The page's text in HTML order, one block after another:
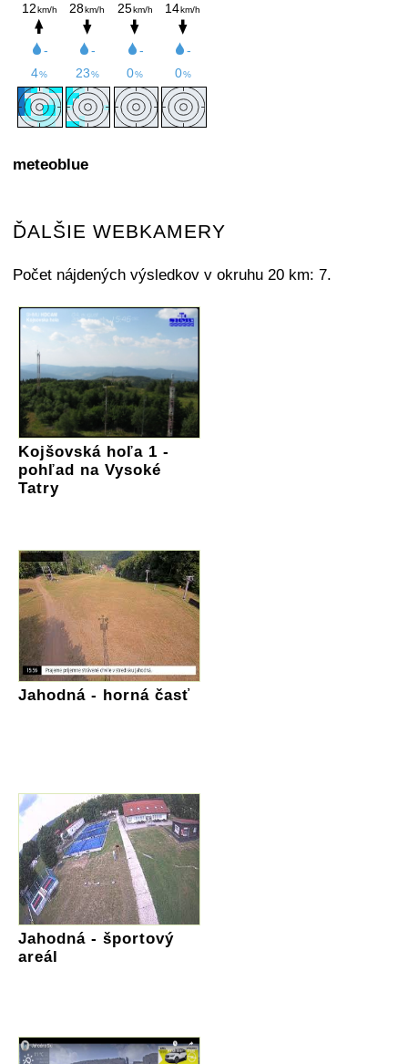
meteoblue
ĎALŠIE WEBKAMERY
Počet nájdených výsledkov v okruhu 20 km: 7.
Kojšovská hoľa 1 -
pohľad na Vysoké
Tatry
Jahodná - horná časť
Jahodná - športový
areál